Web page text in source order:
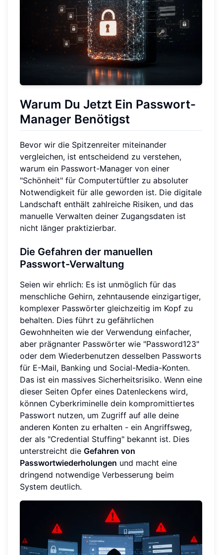
Warum Du Jetzt Ein Passwort-
Manager Benötigst
Bevor wir die Spitzenreiter miteinander
vergleichen, ist entscheidend zu verstehen,
warum ein Passwort-Manager von einer
"Schönheit" für Computertüftler zu absoluter
Notwendigkeit für alle geworden ist. Die digitale
Landschaft enthält zahlreiche Risiken, und das
manuelle Verwalten deiner Zugangsdaten ist
nicht länger praktizierbar.
Die Gefahren der manuellen
Passwort-Verwaltung
Seien wir ehrlich: Es ist unmöglich für das
menschliche Gehirn, zehntausende einzigartiger,
komplexer Passwörter gleichzeitig im Kopf zu
behalten. Dies führt zu gefährlichen
Gewohnheiten wie der Verwendung einfacher,
aber prägnanter Passwörter wie "Password123"
oder dem Wiederbenutzen desselben Passworts
für E-Mail, Banking und Social-Media-Konten.
Das ist ein massives Sicherheitsrisiko. Wenn eine
dieser Seiten Opfer eines Datenleckens wird,
können Cyberkriminelle dein kompromittiertes
Passwort nutzen, um Zugriff auf alle deine
anderen Konten zu erhalten - ein Angriffsweg,
der als "Credential Stuffing" bekannt ist. Dies
unterstreicht die Gefahren von
Passwortwiederholungen und macht eine
dringend notwendige Verbesserung beim
System deutlich.